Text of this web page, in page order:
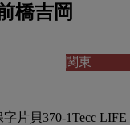
橋吉岡
関東
片貝370-1Tecc LIFE